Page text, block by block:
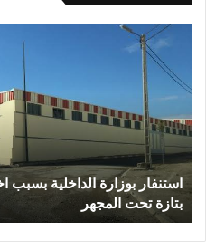
ع
ب
ل
ه
ا
ل
ش
ا
و
عبد الله الشاوي..
تتوج بوسام الاستحقاق